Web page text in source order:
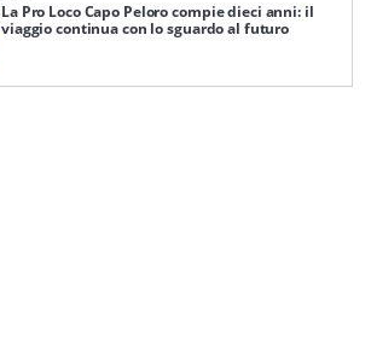
La Pro Loco Capo Peloro compie dieci anni: il
viaggio continua con lo sguardo al futuro